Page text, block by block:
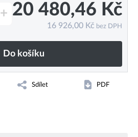
+ 20 480,46 Kč
16 926,00 Kč bez DPH
Do košíku
Sdílet PDF